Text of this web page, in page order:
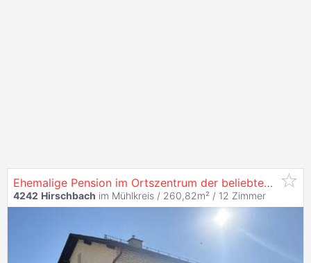
Ehemalige Pension im Ortszentrum der beliebten Kräutergemeinde
4242 Hirschbach im Mühlkreis / 260,82m² / 12 Zimmer